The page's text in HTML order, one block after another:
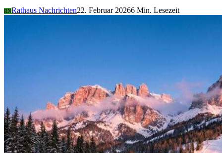
RNRathaus Nachrichten22. Februar 20266 Min. Lesezeit